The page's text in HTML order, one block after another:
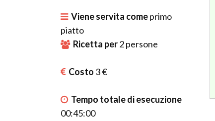
Viene servita comeprimo
piatto
Ricetta per2persone
Costo 3 €
Tempo totale di esecuzione
00:45:00